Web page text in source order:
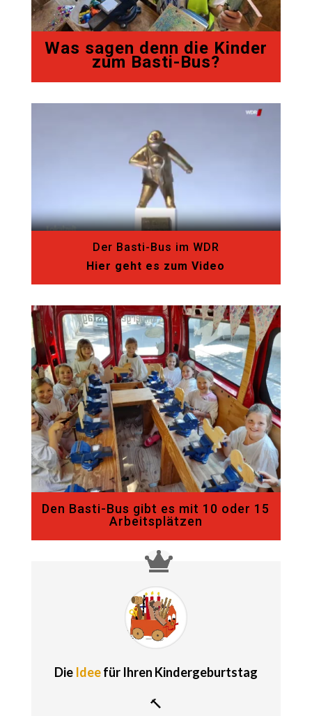
Was sagen denn die Kinder
zum Basti-Bus?
Der Basti-Bus im WDR
Hier geht es zum Video
Den Basti-Bus gibt es mit 10 oder 15
Arbeitsplätzen
Die Ideefür Ihren Kindergeburtstag
🔨